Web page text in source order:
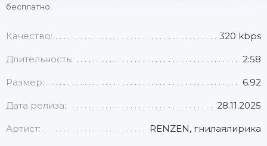
бесплатно.
Качество: 320 kbps
Длительность: 2:58
Размер: 6.92
Дата релиза: 28.11.2025
Артист: RENZEN, гнилаялирика